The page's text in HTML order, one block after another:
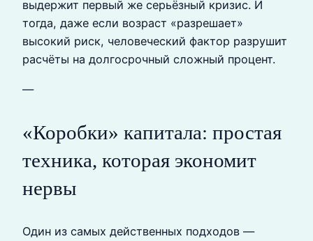
выдержит первый же серьёзный кризис. И
тогда, даже если возраст «разрешает»
высокий риск, человеческий фактор разрушит
расчёты на долгосрочный сложный процент.
—
«Коробки» капитала: простая
техника, которая экономит
нервы
Один из самых действенных подходов —